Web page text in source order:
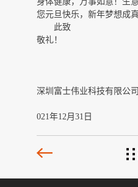
您元旦快乐，新年梦想成真
此致
敬礼！
深圳富士伟业科技有限公司
021年12月31日